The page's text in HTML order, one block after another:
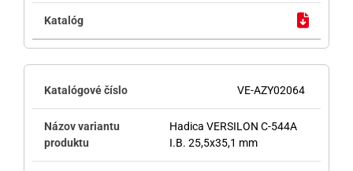
VE-AZY02064
Hadica VERSILON C-544A
I.B. 25,5x35,1 mm